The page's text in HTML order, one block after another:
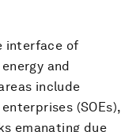
interface of
and
include
(SOEs),
emanating due